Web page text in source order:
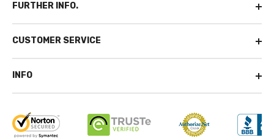
FURTHER INFO.
CUSTOMER SERVICE
INFO